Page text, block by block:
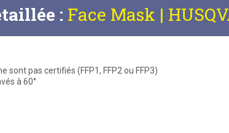
: Face Mask |
sont pas certifiés (FFP1, FFP2 ou FFP3)
à 60°